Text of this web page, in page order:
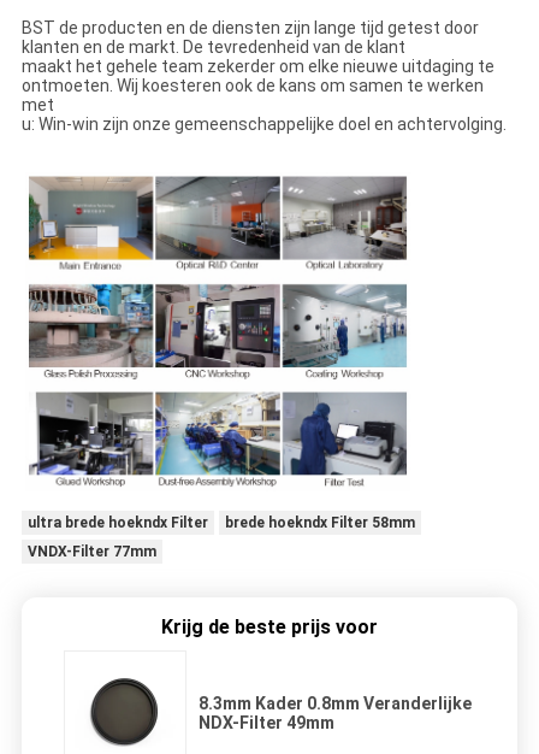
BST de producten en de diensten zijn lange tijd getest door
klanten en de markt. De tevredenheid van de klant
maakt het gehele team zekerder om elke nieuwe uitdaging te
ontmoeten. Wij koesteren ook de kans om samen te werken
met
u: Win-win zijn onze gemeenschappelijke doel en achtervolging.
ultra brede hoekndx Filter
brede hoekndx Filter 58mm
VNDX-Filter 77mm
Krijg de beste prijs voor
8.3mm Kader 0.8mm Veranderlijke
NDX-Filter 49mm